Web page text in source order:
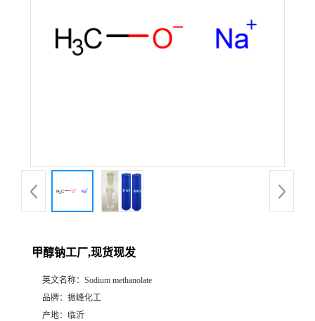
甲醇钠工厂,现货现发
英文名称： Sodium methanolate
品牌： 振峰化工
产地： 临沂